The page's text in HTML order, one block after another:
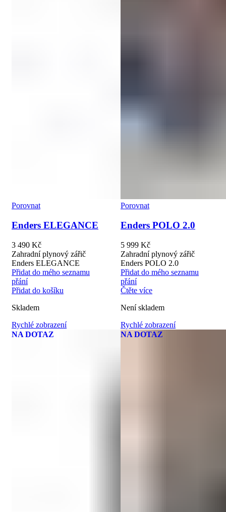
Porovnat
Enders ELEGANCE
3 490 Kč
Zahradní plynový zářič
Enders ELEGANCE
Přidat do mého seznamu
přání
Přidat do košíku
Skladem
Rychlé zobrazení
Porovnat
Enders POLO 2.0
5 999 Kč
Zahradní plynový zářič
Enders POLO 2.0
Přidat do mého seznamu
přání
Čtěte více
Není skladem
Rychlé zobrazení
NA DOTAZ
NA DOTAZ